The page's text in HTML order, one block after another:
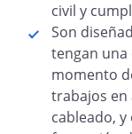
civil y
Son
tengan una
momento
trabajos en
cableado,